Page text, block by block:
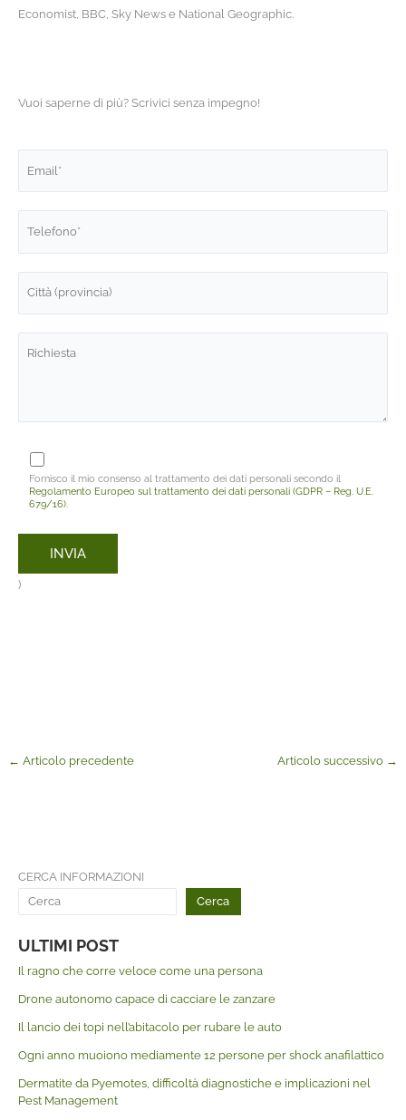
Economist, BBC, Sky News e National Geographic.
Vuoi saperne di più? Scrivici senza impegno!
Fornisco il mio consenso al trattamento dei dati personali secondo il
Regolamento Europeo sul trattamento dei dati personali (GDPR – Reg. U.E.
679/16).
)
← Articolo precedente Articolo successivo →
CERCA INFORMAZIONI
Cerca
ULTIMI POST
Il ragno che corre veloce come una persona
Drone autonomo capace di cacciare le zanzare
Il lancio dei topi nell’abitacolo per rubare le auto
Ogni anno muoiono mediamente 12 persone per shock anafilattico
Dermatite da Pyemotes, difficoltà diagnostiche e implicazioni nel
Pest Management